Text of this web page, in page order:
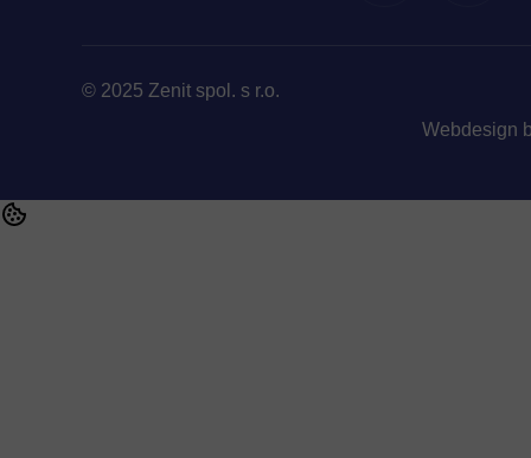
© 2025 Zenit spol. s r.o.
Webdesign